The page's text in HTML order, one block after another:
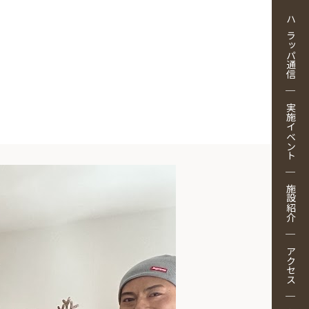
ハラッパ通信
実施イベント
施設紹介
アクセス